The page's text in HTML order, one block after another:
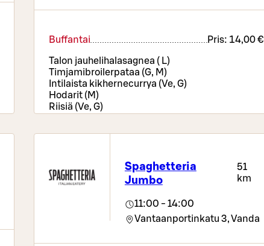
Buffantai Pris: 14,00 €
Talon jauhelihalasagnea ( L)
Timjamibroilerpataa (G, M)
Intilaista kikhernecurrya (Ve, G)
Hodarit (M)
Riisiä (Ve, G)
Spaghetteria
Jumbo
51
km
11:00 - 14:00
Vantaanportinkatu 3,Vanda